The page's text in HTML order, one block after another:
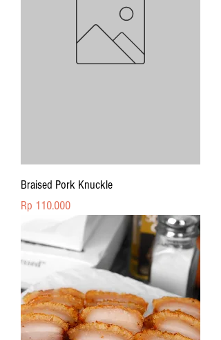
Braised Pork Knuckle
Price
Rp 110.000